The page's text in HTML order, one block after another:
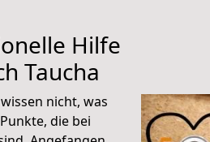
Hilfe
Taucha
nicht, was
die bei